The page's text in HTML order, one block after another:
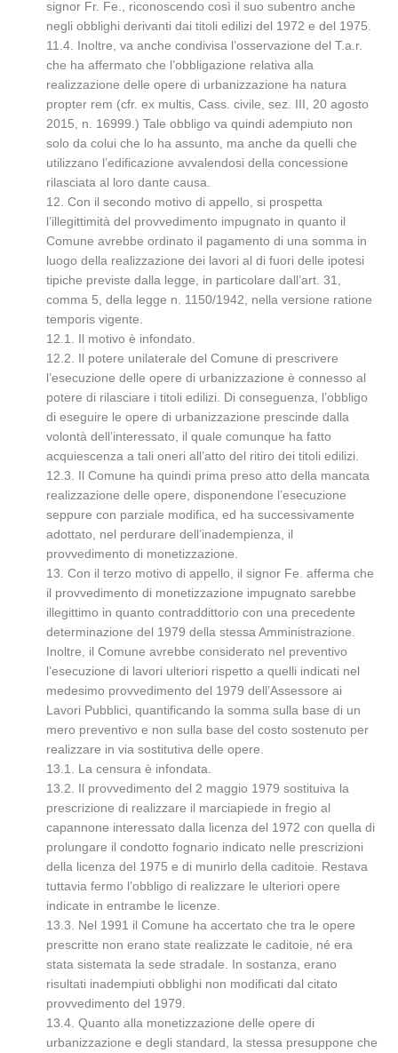
signor Fr. Fe., riconoscendo così il suo subentro anche
negli obblighi derivanti dai titoli edilizi del 1972 e del 1975.
11.4. Inoltre, va anche condivisa l’osservazione del T.a.r.
che ha affermato che l’obbligazione relativa alla
realizzazione delle opere di urbanizzazione ha natura
propter rem (cfr. ex multis, Cass. civile, sez. III, 20 agosto
2015, n. 16999.) Tale obbligo va quindi adempiuto non
solo da colui che lo ha assunto, ma anche da quelli che
utilizzano l’edificazione avvalendosi della concessione
rilasciata al loro dante causa.
12. Con il secondo motivo di appello, si prospetta
l’illegittimità del provvedimento impugnato in quanto il
Comune avrebbe ordinato il pagamento di una somma in
luogo della realizzazione dei lavori al di fuori delle ipotesi
tipiche previste dalla legge, in particolare dall’art. 31,
comma 5, della legge n. 1150/1942, nella versione ratione
temporis vigente.
12.1. Il motivo è infondato.
12.2. Il potere unilaterale del Comune di prescrivere
l’esecuzione delle opere di urbanizzazione è connesso al
potere di rilasciare i titoli edilizi. Di conseguenza, l’obbligo
di eseguire le opere di urbanizzazione prescinde dalla
volontà dell’interessato, il quale comunque ha fatto
acquiescenza a tali oneri all’atto del ritiro dei titoli edilizi.
12.3. Il Comune ha quindi prima preso atto della mancata
realizzazione delle opere, disponendone l’esecuzione
seppure con parziale modifica, ed ha successivamente
adottato, nel perdurare dell’inadempienza, il
provvedimento di monetizzazione.
13. Con il terzo motivo di appello, il signor Fe. afferma che
il provvedimento di monetizzazione impugnato sarebbe
illegittimo in quanto contraddittorio con una precedente
determinazione del 1979 della stessa Amministrazione.
Inoltre, il Comune avrebbe considerato nel preventivo
l’esecuzione di lavori ulteriori rispetto a quelli indicati nel
medesimo provvedimento del 1979 dell’Assessore ai
Lavori Pubblici, quantificando la somma sulla base di un
mero preventivo e non sulla base del costo sostenuto per
realizzare in via sostitutiva delle opere.
13.1. La censura è infondata.
13.2. Il provvedimento del 2 maggio 1979 sostituiva la
prescrizione di realizzare il marciapiede in fregio al
capannone interessato dalla licenza del 1972 con quella di
prolungare il condotto fognario indicato nelle prescrizioni
della licenza del 1975 e di munirlo della caditoie. Restava
tuttavia fermo l’obbligo di realizzare le ulteriori opere
indicate in entrambe le licenze.
13.3. Nel 1991 il Comune ha accertato che tra le opere
prescritte non erano state realizzate le caditoie, né era
stata sistemata la sede stradale. In sostanza, erano
risultati inadempiuti obblighi non modificati dal citato
provvedimento del 1979.
13.4. Quanto alla monetizzazione delle opere di
urbanizzazione e degli standard, la stessa presuppone che